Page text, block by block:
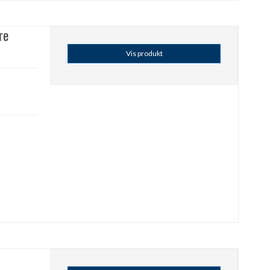
Vis produkt